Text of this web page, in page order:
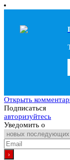
Открыть
Подписаться
авторизуйтесь
Уведомить о